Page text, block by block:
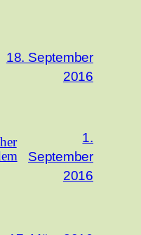
18. September
2016
1.
September
2016